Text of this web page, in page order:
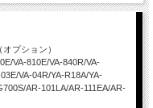
プション）
VA-810E/VA-840R/VA-
VA-04R/YA-R18A/YA-
AR-101LA/AR-111EA/AR-